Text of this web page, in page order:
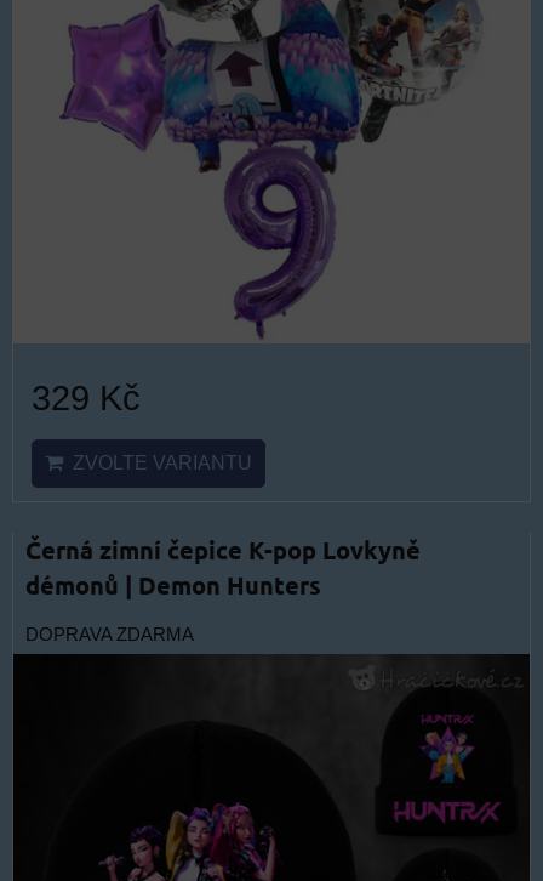
329 Kč
ZVOLTE VARIANTU
Černá zimní čepice K-pop Lovkyně
démonů | Demon Hunters
DOPRAVA ZDARMA